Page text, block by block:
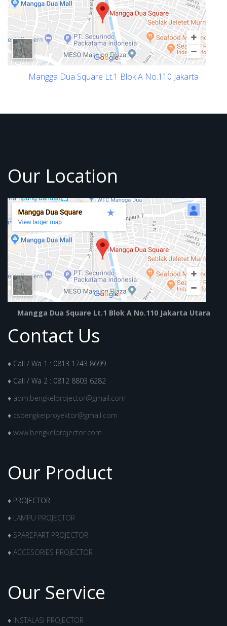
Mangga Dua Square Lt.1 Blok A No.110 Jakarta
Our Location
Mangga Dua Square Lt.1 Blok A No.110 Jakarta Utara
Contact Us
♦ Call / Wa 1 : 0813 1743 8699
♦ Call / Wa 2 : 0812 8803 6282
♦ adm.bengkelprojector@gmail.com
♦ csbengkelproyektor@gmail.com
♦ www.bengkelprojector.com
Our Product
♦ PROJECTOR
♦ LAMPU PROJECTOR
♦ SPAREPART PROJECTOR
♦ ACCESORIES PROJECTOR
Our Service
♦ INSTALASI PROJECTOR